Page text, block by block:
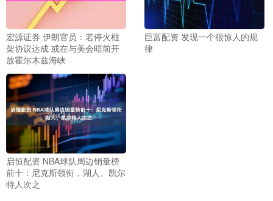
宏源证券 伊朗官员：若停火框
架协议达成 或在与美会晤前开
放霍尔木兹海峡
巨富配资 发现一个很惊人的规
律
启恒配资 NBA球队周边销量榜
前十：尼克斯领衔，湖人、凯尔
特人次之